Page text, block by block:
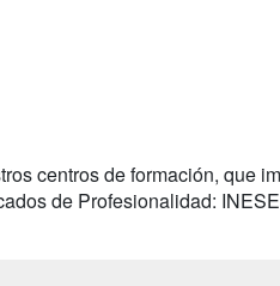
centros de formación, que
de Profesionalidad: